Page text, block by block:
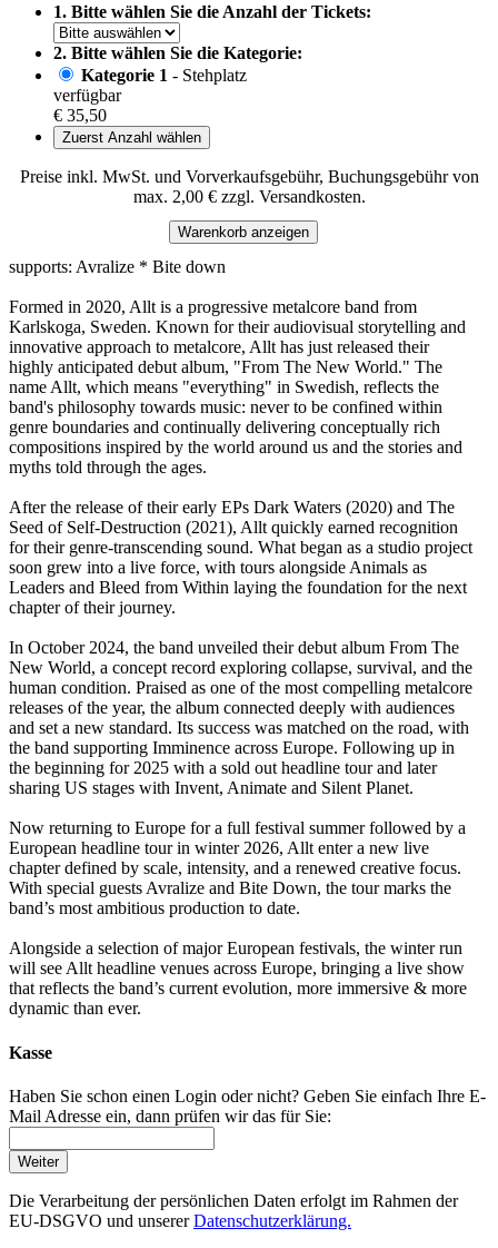
1. Bitte wählen Sie die Anzahl der Tickets:
2. Bitte wählen Sie die Kategorie:
Kategorie 1 - Stehplatz
verfügbar
€ 35,50
Zuerst Anzahl wählen
Preise inkl. MwSt. und Vorverkaufsgebühr, Buchungsgebühr von
max. 2,00 € zzgl. Versandkosten.
Warenkorb anzeigen
supports: Avralize * Bite down
Formed in 2020, Allt is a progressive metalcore band from
Karlskoga, Sweden. Known for their audiovisual storytelling and
innovative approach to metalcore, Allt has just released their
highly anticipated debut album, "From The New World." The
name Allt, which means "everything" in Swedish, reflects the
band's philosophy towards music: never to be confined within
genre boundaries and continually delivering conceptually rich
compositions inspired by the world around us and the stories and
myths told through the ages.
After the release of their early EPs Dark Waters (2020) and The
Seed of Self-Destruction (2021), Allt quickly earned recognition
for their genre-transcending sound. What began as a studio project
soon grew into a live force, with tours alongside Animals as
Leaders and Bleed from Within laying the foundation for the next
chapter of their journey.
In October 2024, the band unveiled their debut album From The
New World, a concept record exploring collapse, survival, and the
human condition. Praised as one of the most compelling metalcore
releases of the year, the album connected deeply with audiences
and set a new standard. Its success was matched on the road, with
the band supporting Imminence across Europe. Following up in
the beginning for 2025 with a sold out headline tour and later
sharing US stages with Invent, Animate and Silent Planet.
Now returning to Europe for a full festival summer followed by a
European headline tour in winter 2026, Allt enter a new live
chapter defined by scale, intensity, and a renewed creative focus.
With special guests Avralize and Bite Down, the tour marks the
band’s most ambitious production to date.
Alongside a selection of major European festivals, the winter run
will see Allt headline venues across Europe, bringing a live show
that reflects the band’s current evolution, more immersive & more
dynamic than ever.
Kasse
Haben Sie schon einen Login oder nicht? Geben Sie einfach Ihre E-
Mail Adresse ein, dann prüfen wir das für Sie:
Weiter
Die Verarbeitung der persönlichen Daten erfolgt im Rahmen der
EU-DSGVO und unsererDatenschutzerklärung.